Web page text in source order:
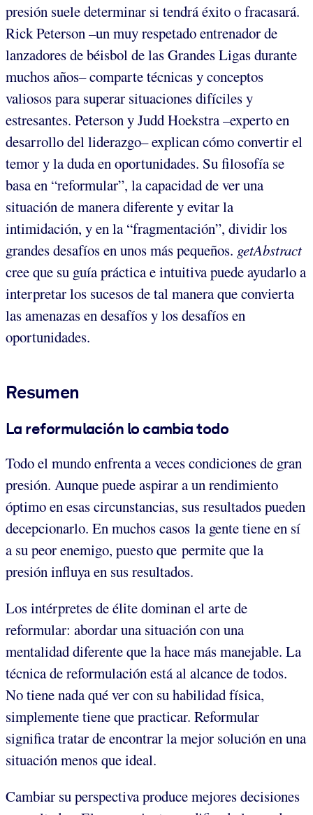
presión suele determinar si tendrá éxito o fracasará.
Rick Peterson –un muy respetado entrenador de
lanzadores de béisbol de las Grandes Ligas durante
muchos años– comparte técnicas y conceptos
valiosos para superar situaciones difíciles y
estresantes. Peterson y Judd Hoekstra –experto en
desarrollo del liderazgo– explican cómo convertir el
temor y la duda en oportunidades. Su filosofía se
basa en “reformular”, la capacidad de ver una
situación de manera diferente y evitar la
intimidación, y en la “fragmentación”, dividir los
grandes desafíos en unos más pequeños. getAbstract
cree que su guía práctica e intuitiva puede ayudarlo a
interpretar los sucesos de tal manera que convierta
las amenazas en desafíos y los desafíos en
oportunidades.
Resumen
La reformulación lo cambia todo
Todo el mundo enfrenta a veces condiciones de gran
presión. Aunque puede aspirar a un rendimiento
óptimo en esas circunstancias, sus resultados pueden
decepcionarlo. En muchos casos la gente tiene en sí
a su peor enemigo, puesto que permite que la
presión influya en sus resultados.
Los intérpretes de élite dominan el arte de
reformular: abordar una situación con una
mentalidad diferente que la hace más manejable. La
técnica de reformulación está al alcance de todos.
No tiene nada qué ver con su habilidad física,
simplemente tiene que practicar. Reformular
significa tratar de encontrar la mejor solución en una
situación menos que ideal.
Cambiar su perspectiva produce mejores decisiones